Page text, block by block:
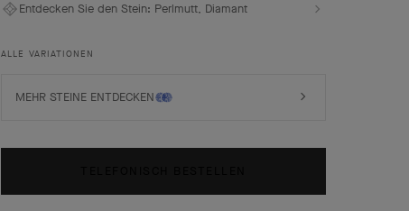
Zifferblatt aus weißem Perlmutt auf kostbare und elegante
Entdecken Sie den Stein: Perlmutt, Diamant
ALLE VARIATIONEN
MEHR STEINE ENTDECKEN